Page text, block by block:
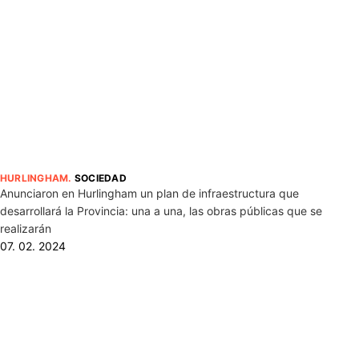
HURLINGHAM. SOCIEDAD
Anunciaron en Hurlingham un plan de infraestructura que
desarrollará la Provincia: una a una, las obras públicas que se
realizarán
07. 02. 2024